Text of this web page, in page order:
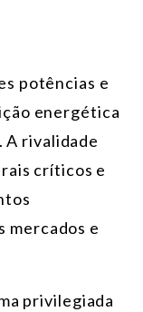
potências e
energética
A rivalidade
críticos e
mercados e
privilegiada